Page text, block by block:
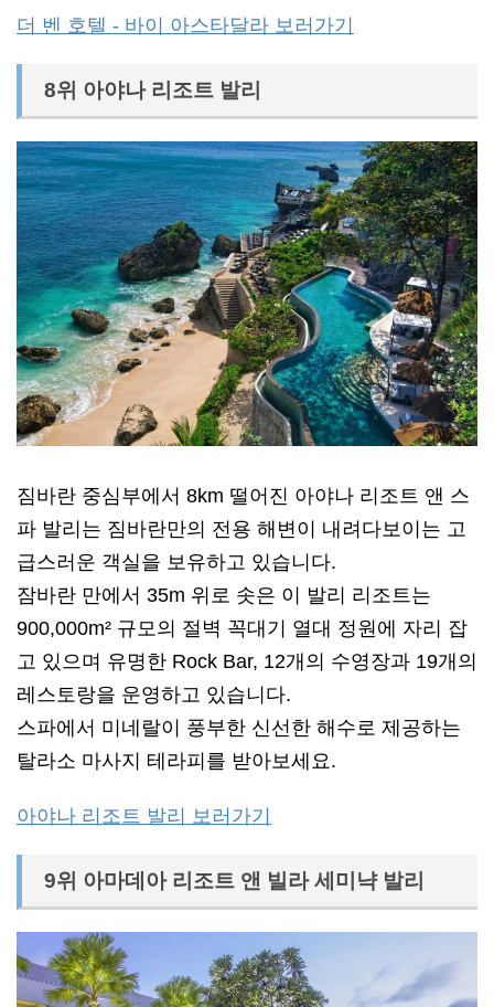
더 벤 호텔 - 바이 아스타달라 보러가기
8위 아야나 리조트 발리
짐바란 중심부에서 8km 떨어진 아야나 리조트 앤 스
파 발리는 짐바란만의 전용 해변이 내려다보이는 고
급스러운 객실을 보유하고 있습니다.
잠바란 만에서 35m 위로 솟은 이 발리 리조트는
900,000m² 규모의 절벽 꼭대기 열대 정원에 자리 잡
고 있으며 유명한 Rock Bar, 12개의 수영장과 19개의
레스토랑을 운영하고 있습니다.
스파에서 미네랄이 풍부한 신선한 해수로 제공하는
탈라소 마사지 테라피를 받아보세요.
아야나 리조트 발리 보러가기
9위 아마데아 리조트 앤 빌라 세미냑 발리